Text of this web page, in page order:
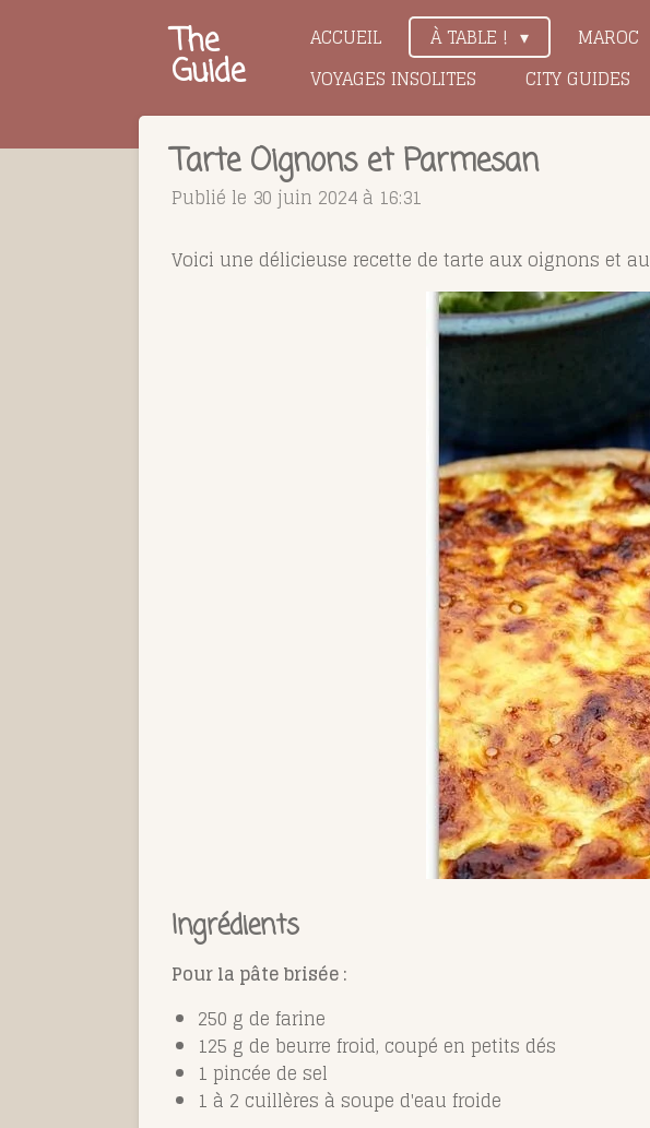
The
Guide
ACCUEIL À TABLE ! MAROC
VOYAGES INSOLITES
CITY GUIDES
Tarte Oignons et Parmesan
Publié le 30 juin 2024 à 16:31
Voici une délicieuse recette de tarte aux oignons et
Ingrédients
Pour la pâte brisée :
250 g de farine
125 g de beurre froid, coupé en petits dés
1 pincée de sel
1 à 2 cuillères à soupe d'eau froide